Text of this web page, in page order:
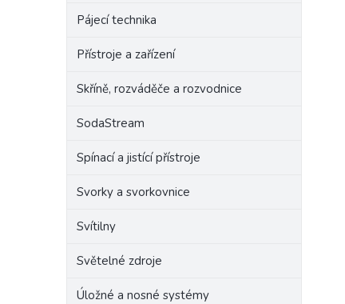
Pájecí technika
Přístroje a zařízení
Skříně, rozváděče a rozvodnice
SodaStream
Spínací a jistící přístroje
Svorky a svorkovnice
Svítilny
Světelné zdroje
Úložné a nosné systémy